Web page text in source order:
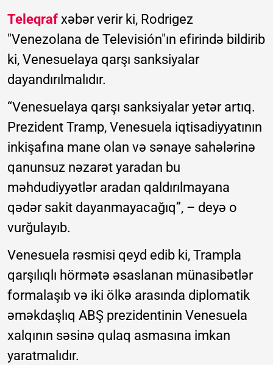
Teleqraf xəbər verir ki, Rodrigez
"Venezolana de Televisión"ın efirində bildirib
ki, Venesuelaya qarşı sanksiyalar
dayandırılmalıdır.
“Venesuelaya qarşı sanksiyalar yetər artıq.
Prezident Tramp, Venesuela iqtisadiyyatının
inkişafına mane olan və sənaye sahələrinə
qanunsuz nəzarət yaradan bu
məhdudiyyətlər aradan qaldırılmayana
qədər sakit dayanmayacağıq”, – deyə o
vurğulayıb.
Venesuela rəsmisi qeyd edib ki, Trampla
qarşılıqlı hörmətə əsaslanan münasibətlər
formalaşıb və iki ölkə arasında diplomatik
əməkdaşlıq ABŞ prezidentinin Venesuela
xalqının səsinə qulaq asmasına imkan
yaratmalıdır.